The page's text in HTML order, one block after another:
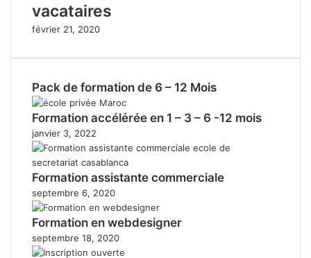
vacataires
février 21, 2020
Pack de formation de 6 – 12 Mois
Formation accélérée en 1 – 3 – 6 -12 mois
janvier 3, 2022
Formation assistante commerciale
septembre 6, 2020
Formation en webdesigner
septembre 18, 2020